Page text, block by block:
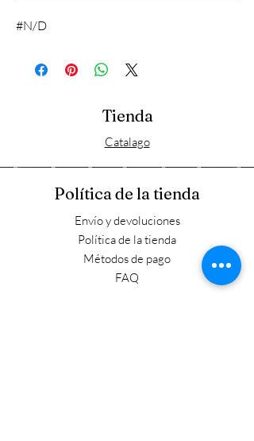
#N/D
Tienda
Catalago
Política de la tienda
Envío y devoluciones
Política de la tienda
Métodos de pago
FAQ